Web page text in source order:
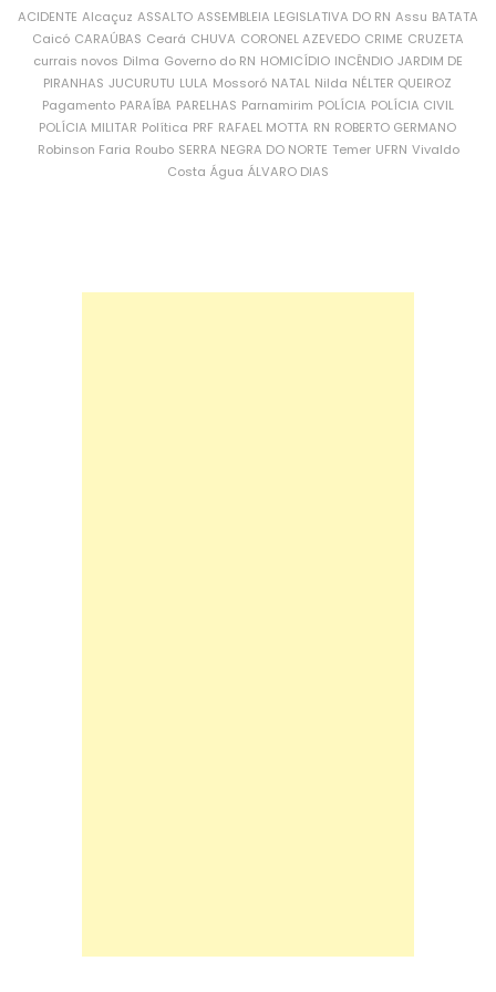
ACIDENTE Alcaçuz ASSALTO ASSEMBLEIA LEGISLATIVA DO RN Assu BATATA
Caicó CARAÚBAS Ceará CHUVA CORONEL AZEVEDO CRIME CRUZETA
currais novos Dilma Governo do RN HOMICÍDIO INCÊNDIO JARDIM DE
PIRANHAS JUCURUTU LULA Mossoró NATAL Nilda NÉLTER QUEIROZ
Pagamento PARAÍBA PARELHAS Parnamirim POLÍCIA POLÍCIA CIVIL
POLÍCIA MILITAR Política PRF RAFAEL MOTTA RN ROBERTO GERMANO
Robinson Faria Roubo SERRA NEGRA DO NORTE Temer UFRN Vivaldo
Costa Água ÁLVARO DIAS